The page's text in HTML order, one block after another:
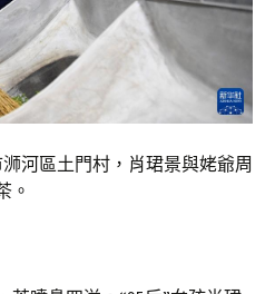
河區土門村，肖珺景與姥爺周
。